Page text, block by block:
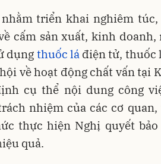
nhằm triển khai nghiêm
cấm sản xuất, kinh doanh,
dụng thuốc lá điện tử, thuốc
về hoạt động chất vấn tại
cụ thể nội dung công
nhiệm của các cơ
thực hiện Nghị quyết
quả.